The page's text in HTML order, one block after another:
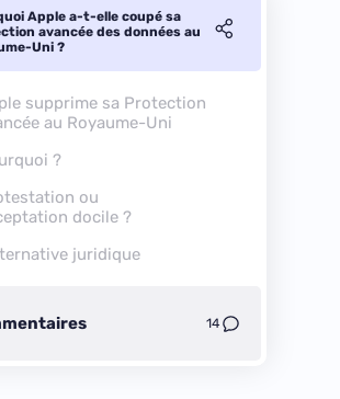
Apple a-t-elle coupé sa
avancée des données au
Uni ?
supprime sa Protection
au Royaume-Uni
?
ou
docile ?
juridique
14